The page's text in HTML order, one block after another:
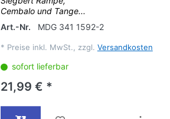
Cembalo und Tange...
Art.-Nr.
MDG 341 1592-2
* Preise inkl. MwSt., zzgl. Versandkosten
sofort lieferbar
21,99 € *